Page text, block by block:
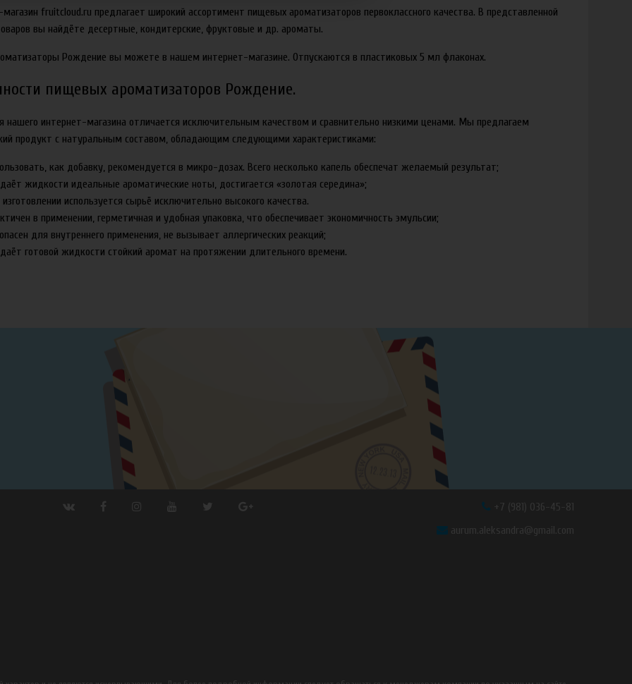
fruitcloud.ru предлагает широкий ассортимент пищевых ароматизаторов первоклассного качества. В представленной
вы найдёте десертные, кондитерские, фруктовые и др. ароматы.
Рождение вы можете в нашем интернет-магазине. Отпускаются в пластиковых 5 мл флаконах.
пищевых ароматизаторов Рождение.
нашего интернет-магазина отличается исключительным качеством и сравнительно низкими ценами. Мы предлагаем
продукт с натуральным составом, обладающим следующими характеристиками:
как добавку, рекомендуется в микро-дозах. Всего несколько капель обеспечат желаемый результат;
жидкости идеальные ароматические ноты, достигается «золотая середина»;
изготовлении используется сырьё исключительно высокого качества.
в применении, герметичная и удобная упаковка, что обеспечивает экономичность эмульсии;
для внутреннего применения, не вызывает аллергических реакций;
готовой жидкости стойкий аромат на протяжении длительного времени.
+7 (981) 036-45-81
aurum.aleksandra@gmail.com